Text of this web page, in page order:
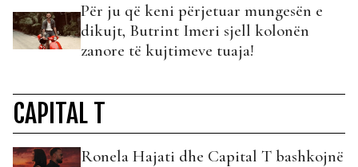
Për ju që keni përjetuar mungesën e
dikujt, Butrint Imeri sjell kolonën
zanore të kujtimeve tuaja!
CAPITAL T
Ronela Hajati dhe Capital T bashkojnë